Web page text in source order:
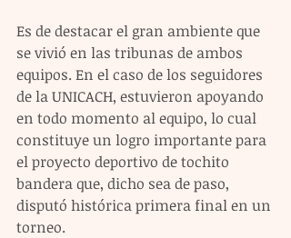
Es de destacar el gran ambiente que
se vivió en las tribunas de ambos
equipos. En el caso de los seguidores
de la UNICACH, estuvieron apoyando
en todo momento al equipo, lo cual
constituye un logro importante para
el proyecto deportivo de tochito
bandera que, dicho sea de paso,
disputó histórica primera final en un
torneo.